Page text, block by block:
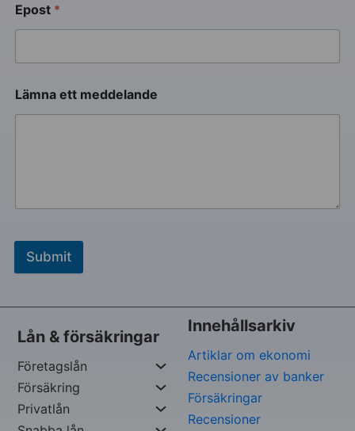
Epost *
Lämna ett meddelande
Submit
Lån & försäkringar
Företagslån
Försäkring
Privatlån
Innehållsarkiv
Artiklar om ekonomi
Recensioner av banker
Försäkringar
Recensioner